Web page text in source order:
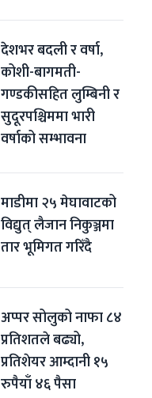
देशभर बदली र वर्षा,
कोशी-बागमती-
गण्डकीसहित लुम्बिनी र
सुदूरपश्चिममा भारी
वर्षाको सम्भावना
माडीमा २५ मेघावाटको
विद्युत् लैजान निकुञ्जमा
तार भूमिगत गरिँदै
अप्पर सोलुको नाफा ८४
प्रतिशतले बढ्यो,
प्रतिशेयर आम्दानी १५
रुपैयाँ ४६ पैसा